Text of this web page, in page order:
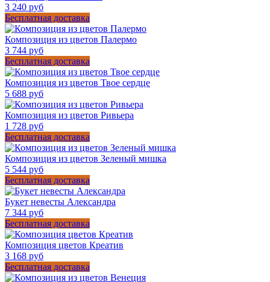
3 240 руб
Бесплатная доставка
Композиция из цветов Палермо
3 744 руб
Бесплатная доставка
Композиция из цветов Твое сердце
5 688 руб
Композиция из цветов Ривьера
1 728 руб
Бесплатная доставка
Композиция из цветов Зеленый мишка
5 544 руб
Бесплатная доставка
Букет невесты Александра
7 344 руб
Бесплатная доставка
Композиция цветов Креатив
3 168 руб
Бесплатная доставка